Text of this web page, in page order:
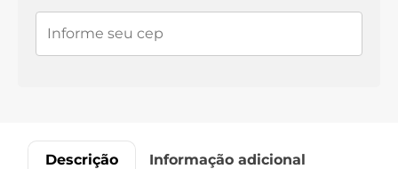
Descrição Informação adicional